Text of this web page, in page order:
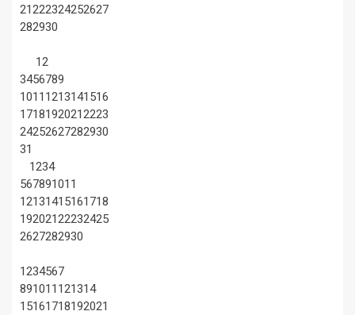
21222324252627
282930
12
3456789
1011 1213141516
17181920212223
24252627282930
31
1234
567891011
12131415161718
19202122232425
2627282930
1234567
891011 121314
15161718192021